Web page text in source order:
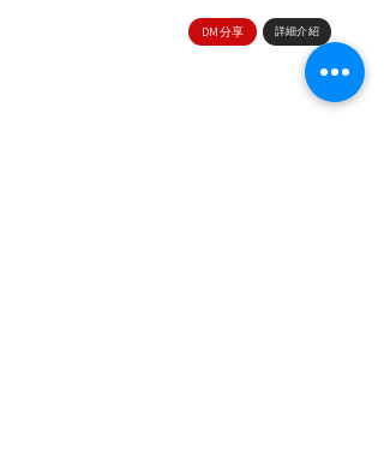
DM分享 詳細介紹